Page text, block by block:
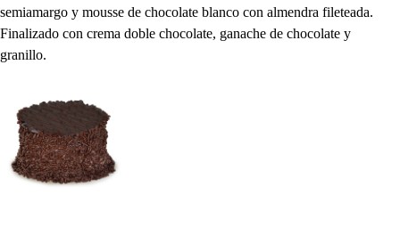
semiamargo y mousse de chocolate blanco con almendra fileteada.
Finalizado con crema doble chocolate, ganache de chocolate y
granillo.